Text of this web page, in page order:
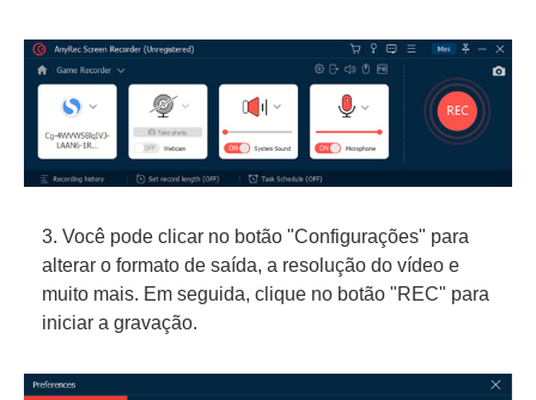
3. Você pode clicar no botão "Configurações" para
alterar o formato de saída, a resolução do vídeo e
muito mais. Em seguida, clique no botão "REC" para
iniciar a gravação.